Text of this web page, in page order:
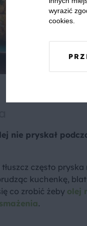
nie pryskał
często pryska
kuchenkę,
co zrobić żeby olej
.
wyrazić
cookies.